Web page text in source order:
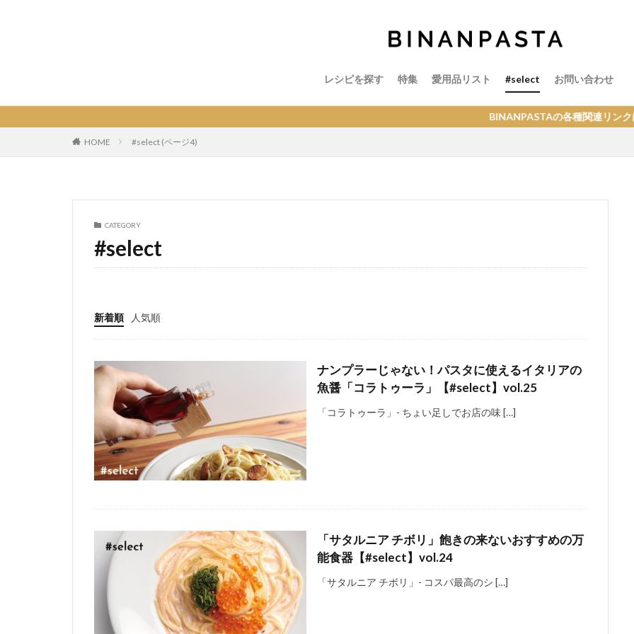
レシピを探す 特集 愛用品リスト #select お問い合わせ
BINANPASTAの各種関連リンクはこちら
HOME #select (ページ4)
CATEGORY
#select
新着順 人気順
ナンプラーじゃない！パスタに使えるイタリアの
魚醤「コラトゥーラ」【#select】vol.25
「コラトゥーラ」- ちょい足しでお店の味 […]
「サタルニア チボリ」飽きの来ないおすすめの万
能食器【#select】vol.24
「サタルニア チボリ」- コスパ最高のシ […]